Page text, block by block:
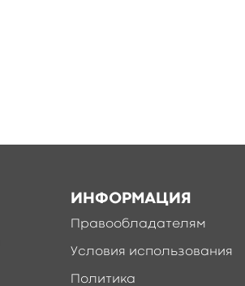
ИНФОРМАЦИЯ
Правообладателям
Условия использования
Политика